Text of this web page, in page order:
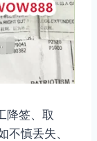
降签、取
不慎丢失、